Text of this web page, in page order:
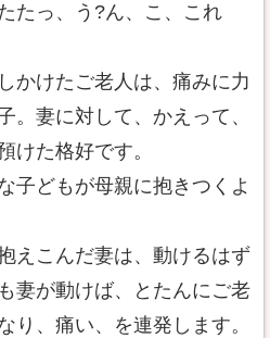
っ、う?ん、こ、これ
かけたご老人は、痛みに力
。妻に対して、かえって、
けた格好です。
子どもが母親に抱きつくよ
えこんだ妻は、動けるはず
妻が動けば、とたんにご老
り、痛い、を連発します。